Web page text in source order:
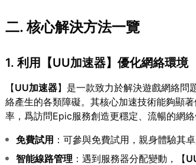
二. 核心解決方法一覽
1. 利用【UU加速器】優化網絡環境
【UU加速器】是一款致力於解決遊戲網絡問
絡產生的各類障礙。其核心加速技術能夠顯
率，爲訪問Epic服務創造更穩定、流暢的網
免費試用 ：可參與免費試用，親身體驗其
智能線路管理 ：遇到服務器分配變動，【